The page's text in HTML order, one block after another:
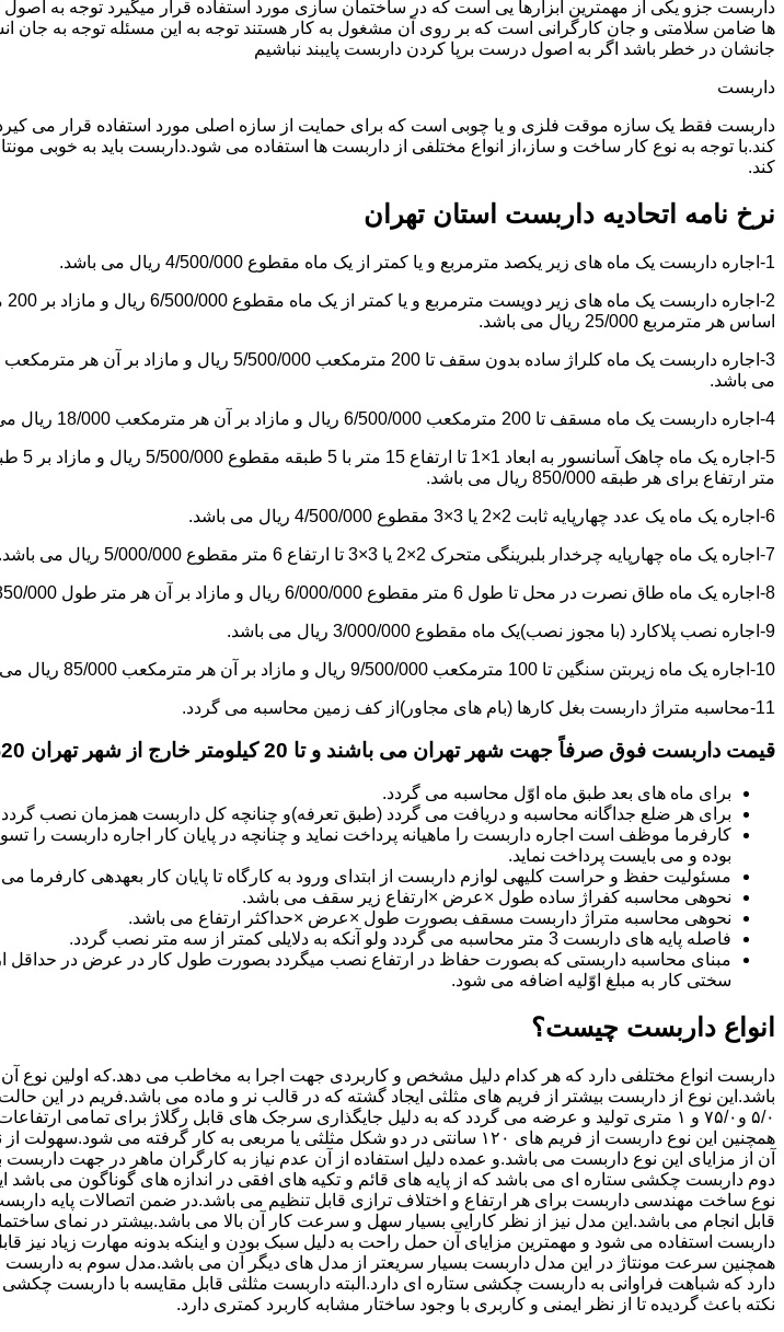
داربست جزو یکی از مهمترین ابزارها یی است که در ساختمان سازی مورد استفاده قرار میگیرد توجه به
ها ضامن سلامتی و جان کارگرانی است که بر روی آن مشغول به کار هستند توجه به این مسئله توجه به
جانشان در خطر باشد اگر به اصول درست برپا کردن داربست پایبند نباشیم
داربست
داربست فقط یک سازه موقت فلزی و یا چوبی است که برای حمایت از سازه اصلی مورد استفاده قرار می
کند.با توجه به نوع کار ساخت و ساز،از انواع مختلفی از داربست ها استفاده می شود.داربست باید به خوبی
کند.
نرخ نامه اتحادیه داربست استان تهران
1-اجاره داربست یک ماه های زیر یکصد مترمربع و یا کمتر از یک ماه مقطوع 4/500/000 ریال می باشد.
2-
اساس هر مترمربع 25/000 ریال می باشد.
می باشد.
4-اجاره داربست یک ماه مسقف تا 200 مترمکعب 6/500/000 ریال و مازاد بر آن هر مترمکعب 18/000 ریال می باشد.
متر ارتفاع برای هر طبقه 850/000 ریال می باشد.
6-اجاره یک ماه یک عدد چهارپایه ثابت 2×2 یا 3×3 مقطوع 4/500/000 ریال می باشد.
7-اجاره یک ماه چهارپایه چرخدار بلبرینگی متحرک 2×2 یا 3×3 تا ارتفاع 6 متر مقطوع 5/000/000 ریال می باشد.
8-اجاره یک ماه طاق نصرت در محل تا طول 6 متر مقطوع 6/000/000 ریال و مازاد بر آن هر متر طول 850/000 ریال می باشد.
9-اجاره نصب پلاکارد (با مجوز نصب)یک ماه مقطوع 3/000/000 ریال می باشد.
10-اجاره یک ماه زیربتن سنگین تا 100 مترمکعب 9/500/000 ریال و مازاد بر آن هر مترمکعب 85/000 ریال می باشد.
11-محاسبه متراژ داربست بغل کارها (بام های مجاور)از کف زمین محاسبه می گردد.
قیمت داربست فوق صرفاً جهت شهر تهران می باشند و تا 20 کیلومتر خارج از شهر تهران 20% به قیمت های فوق اضافه می گردد.
برای ماه های بعد طبق ماه اوّل محاسبه می گردد.
برای هر ضلع جداگانه محاسبه و دریافت می گردد (طبق تعرفه)و چنانچه کل داربست همزمان نصب
کارفرما موظف است اجاره داربست را ماهیانه پرداخت نماید و چنانچه در پایان کار اجاره داربست را
بوده و می بایست پرداخت نماید.
مسئولیت حفظ و حراست کلیه­ی لوازم داربست از ابتدای ورود به کارگاه تا پایان کار بعهده­ی کارفرما
نحوه­ی محاسبه کفراژ ساده طول ×عرض ×ارتفاع زیر سقف می باشد.
نحوه­ی محاسبه متراژ داربست مسقف بصورت طول ×عرض ×حداکثر ارتفاع می باشد.
فاصله پایه های داربست 3 متر محاسبه می گردد ولو آنکه به دلایلی کمتر از سه متر نصب گردد.
سختی کار به مبلغ اوّلیه اضافه می شود.
انواع داربست چیست؟
داربست انواع مختلفی دارد که هر کدام دلیل مشخص و کاربردی جهت اجرا به مخاطب می دهد.که اولین نوع
باشد.این نوع از داربست بیشتر از فریم های مثلثی ایجاد گشته که در قالب نر و ماده می باشد.فریم در این
۵/۰ و۷۵/۰ و ۱ متری تولید و عرضه می گردد که به دلیل جایگذاری سرجک های قابل رگلاژ برای تمامی
همچنین این نوع داربست از فریم های ۱۲۰ سانتی در دو شکل مثلثی یا مربعی به کار گرفته می
آن از مزایای این نوع داربست می باشد.و عمده دلیل استفاده از آن عدم نیاز به کارگران ماهر در جهت داربست
دوم داربست چکشی ستاره ای می باشد که از پایه های قائم و تکیه های افقی در اندازه های گوناگون می باشد
نوع ساخت مهندسی داربست برای هر ارتفاع و اختلاف ترازی قابل تنظیم می باشد.در ضمن اتصالات پایه
قابل انجام می باشد.این مدل نیز از نظر کارایی بسیار سهل و سرعت کار آن بالا می باشد.بیشتر در نمای
داربست استفاده می شود و مهمترین مزایای آن حمل راحت به دلیل سبک بودن و اینکه بدونه مهارت زیاد نیز
همچنین سرعت مونتاژ در این مدل داربست بسیار سریعتر از مدل های دیگر آن می باشد.مدل سوم به
دارد که شباهت فراوانی به داربست چکشی ستاره ای دارد.البته داربست مثلثی قابل مقایسه با داربست
نکته باعث گردیده تا از نظر ایمنی و کاربری با وجود ساختار مشابه کاربرد کمتری دارد.